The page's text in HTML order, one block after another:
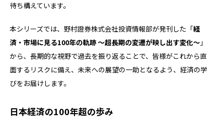
待ち構えています。
本シリーズでは、野村證券株式会社投資情報部が発刊した「経
済・市場に見る100年の軌跡 ～超長期の変遷が映し出す変化～ 」
から、長期的な視野で過去を振り返ることで、皆様がこれから直
面するリスクに備え、未来への展望の一助となるよう、経済の学
びをお届けします。
日本経済の100年超の歩み